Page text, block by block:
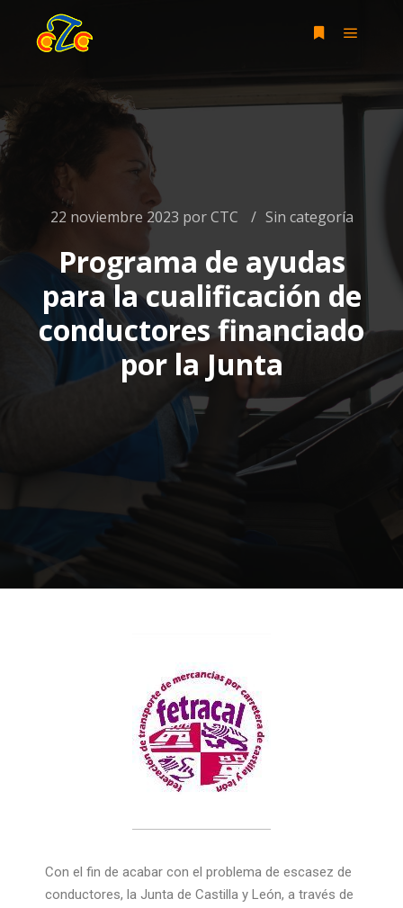
22 noviembre 2023 porCTC Sin categoría
Programa de ayudas
para la cualificación de
conductores financiado
por la Junta
Con el fin de acabar con el problema de escasez de
conductores, la Junta de Castilla y León, a través de